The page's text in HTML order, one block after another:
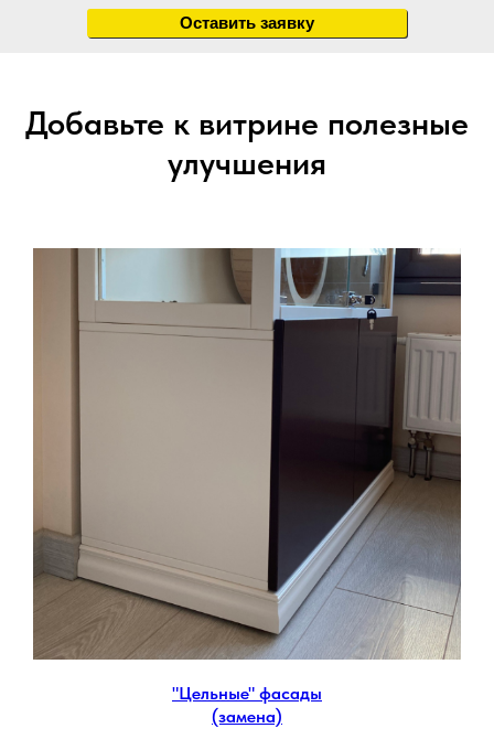
Оставить заявку
Добавьте к витрине полезные
улучшения
"Цельные" фасады
(замена)